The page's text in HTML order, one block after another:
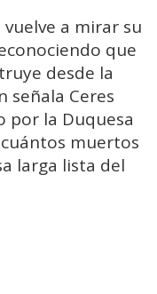
a mirar su
que
desde la
señala Ceres
por la Duquesa
muertos
larga lista del